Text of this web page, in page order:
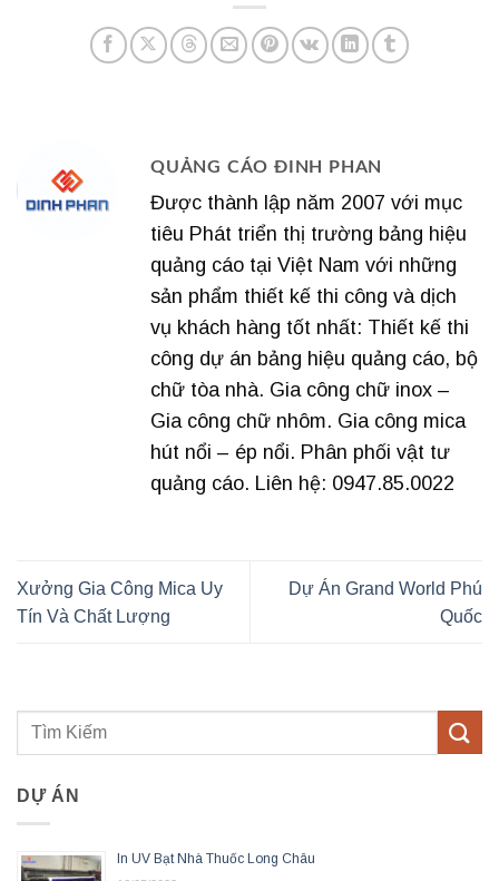
QUẢNG CÁO ĐINH PHAN
Được thành lập năm 2007 với mục
tiêu Phát triển thị trường bảng hiệu
quảng cáo tại Việt Nam với những
sản phẩm thiết kế thi công và dịch
vụ khách hàng tốt nhất: Thiết kế thi
công dự án bảng hiệu quảng cáo, bộ
chữ tòa nhà. Gia công chữ inox –
Gia công chữ nhôm. Gia công mica
hút nổi – ép nổi. Phân phối vật tư
quảng cáo. Liên hệ: 0947.85.0022
Xưởng Gia Công Mica Uy
Tín Và Chất Lượng
Dự Án Grand World Phú
Quốc
DỰ ÁN
In UV Bạt Nhà Thuốc Long Châu